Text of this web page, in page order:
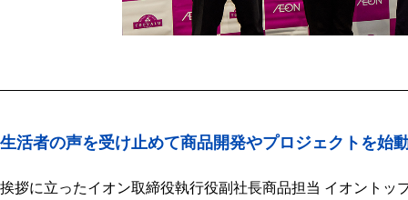
生活者の声を受け止めて商品開発やプロジェクトを始
挨拶に立ったイオン取締役執行役副社長商品担当 イオントッ